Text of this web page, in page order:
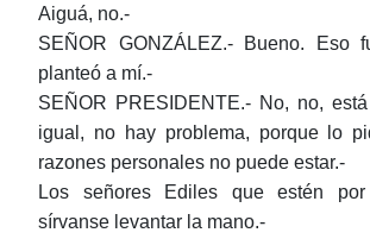
Aiguá, no.-
SEÑOR GONZÁLEZ.- Bueno. Eso
planteó a mí.-
SEÑOR PRESIDENTE.- No, no,
igual, no hay problema, porque lo
razones personales no puede estar.-
Los señores Ediles que estén
sírvanse levantar la mano.-